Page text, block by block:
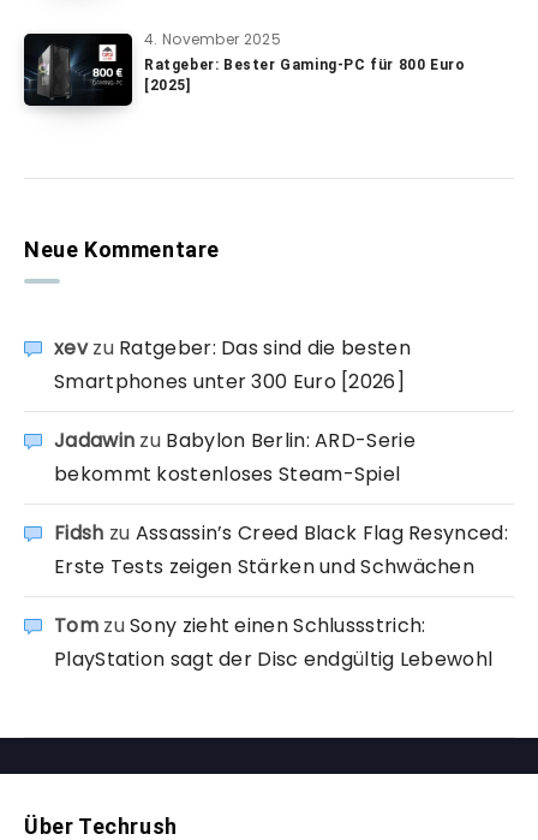
4. November 2025
Ratgeber: Bester Gaming-PC für 800 Euro
[2025]
Neue Kommentare
xevzu Ratgeber: Das sind die besten
Smartphones unter 300 Euro [2026]
Jadawin zu Babylon Berlin: ARD-Serie
bekommt kostenloses Steam-Spiel
Fidsh zu Assassin’s Creed Black Flag Resynced:
Erste Tests zeigen Stärken und Schwächen
TomzuSony zieht einen Schlussstrich:
PlayStation sagt der Disc endgültig Lebewohl
Über Techrush